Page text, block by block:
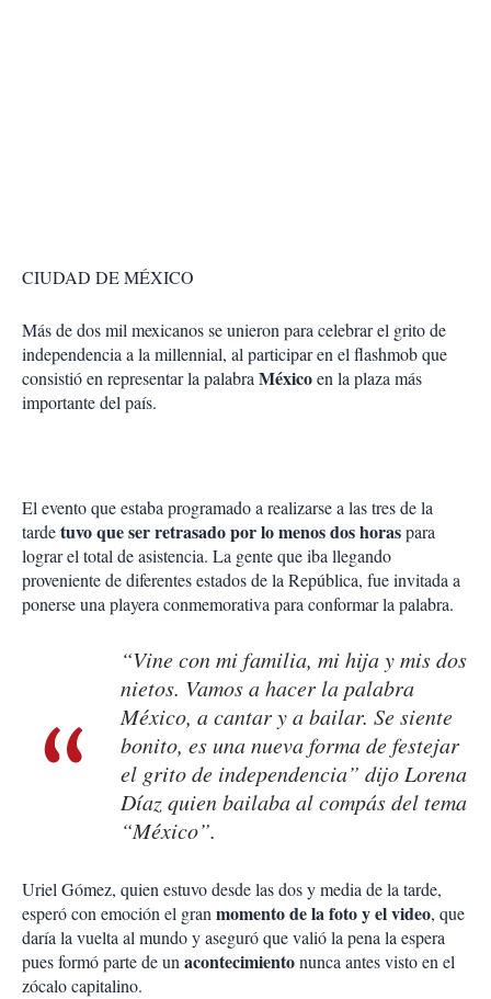
CIUDAD DE MÉXICO
Más de dos mil mexicanos se unieron para celebrar el grito de
independencia a la millennial, al participar en el flashmob que
consistió en representar la palabraMéxicoen la plaza más
importante del país.
El evento que estaba programado a realizarse a las tres de la
tardetuvo que ser retrasado por lo menos dos horaspara
lograr el total de asistencia. La gente que iba llegando
proveniente de diferentes estados de la República, fue invitada a
ponerse una playera conmemorativa para conformar la palabra.
“Vine con mi familia, mi hija y mis dos
nietos. Vamos a hacer la palabra
México, a cantar y a bailar. Se siente
bonito, es una nueva forma de festejar
el grito de independencia” dijo Lorena
Díaz quien bailaba al compás del tema
“México”.
Uriel Gómez, quien estuvo desde las dos y media de la tarde,
esperó con emoción el granmomento de la foto y el video, que
daría la vuelta al mundo y aseguró que valió la pena la espera
pues formó parte de unacontecimientonunca antes visto en el
zócalo capitalino.